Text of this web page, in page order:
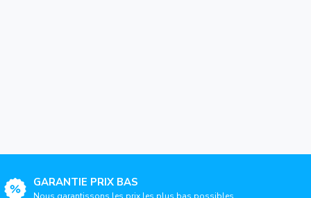
GARANTIE PRIX BAS